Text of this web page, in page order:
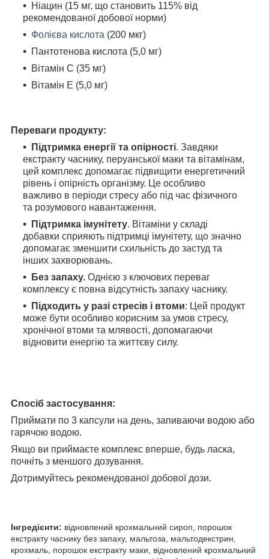
Ніацин (15 мг, що становить 115% від
рекомендованої добової норми)
Фолієва кислота (200 мкг)
Пантотенова кислота (5,0 мг)
Вітамін C (35 мг)
Вітамін E (5,0 мг)
Переваги продукту:
Підтримка енергії та опірності. Завдяки
екстракту часнику, перуанської маки та вітамінам,
цей комплекс допомагає підвищити енергетичний
рівень і опірність організму. Це особливо
важливо в періоди стресу або під час фізичного
та розумового навантаження.
Підтримка імунітету. Вітаміни у складі
добавки сприяють підтримці імунітету, що значно
допомагає зменшити схильність до застуд та
інших захворювань.
Без запаху. Однією з ключових переваг
комплексу є повна відсутність запаху часнику.
Підходить у разі стресів і втоми: Цей продукт
може бути особливо корисним за умов стресу,
хронічної втоми та млявості, допомагаючи
відновити енергію та життєву силу.
Спосіб застосування:
Приймати по 3 капсули на день, запиваючи водою або
гарячою водою.
Якщо ви приймаєте комплекс вперше, будь ласка,
почніть з меншого дозування.
Дотримуйтесь рекомендованої добової дози.
Інгредієнти: відновлений крохмальний сироп, порошок
екстракту часнику без запаху, мальтоза, мальтодекстрин,
крохмаль, порошок екстракту маки, відновлений крохмальний